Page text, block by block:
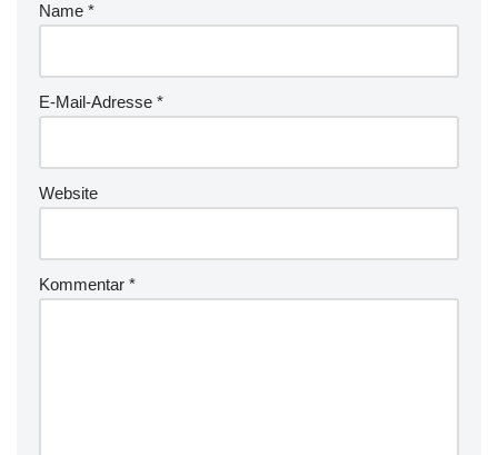
Name *
E-Mail-Adresse *
Website
Kommentar *